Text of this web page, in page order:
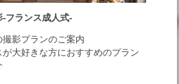
-フランス成人式-
撮影プランのご案内
が大好きな方におすすめのプラン